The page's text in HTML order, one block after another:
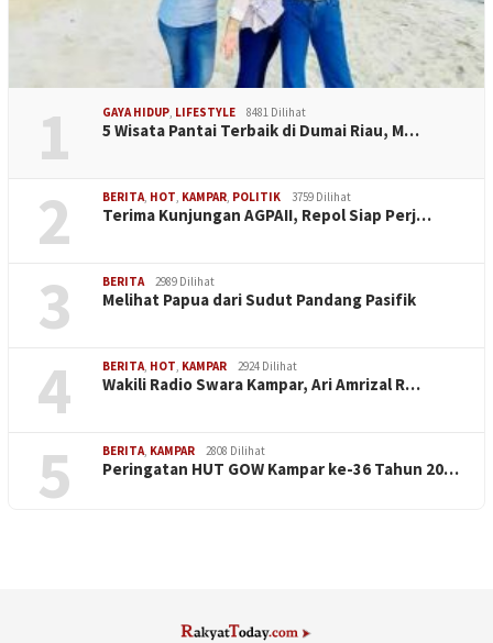
1 GAYA HIDUP, LIFESTYLE 8481 Dilihat
5 Wisata Pantai Terbaik di Dumai Riau, M…
2 BERITA, HOT, KAMPAR, POLITIK 3759 Dilihat
Terima Kunjungan AGPAII, Repol Siap Perj…
3 BERITA 2989 Dilihat
Melihat Papua dari Sudut Pandang Pasifik
4 BERITA, HOT, KAMPAR 2924 Dilihat
Wakili Radio Swara Kampar, Ari Amrizal R…
5 BERITA, KAMPAR 2808 Dilihat
Peringatan HUT GOW Kampar ke-36 Tahun 20…